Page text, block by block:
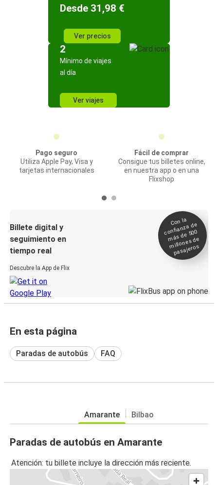
Desde 31,98 €
Ver precios
2
Mínimo de viajes
al día
Ver viajes
Pago seguro
Utiliza Apple Pay, Visa y
tarjetas internacionales
Fácil de comprar
Consigue tus billetes online,
en nuestra app o en una
Flixshop
Billete digital y
seguimiento en
tiempo real
Descubre la App de Flix
Con la
confianza de
más de 500
millones de
pasajeros
En esta página
Paradas de autobús FAQ
Amarante Bilbao
Paradas de autobús en Amarante
Atención: tu billete incluye la dirección más reciente.